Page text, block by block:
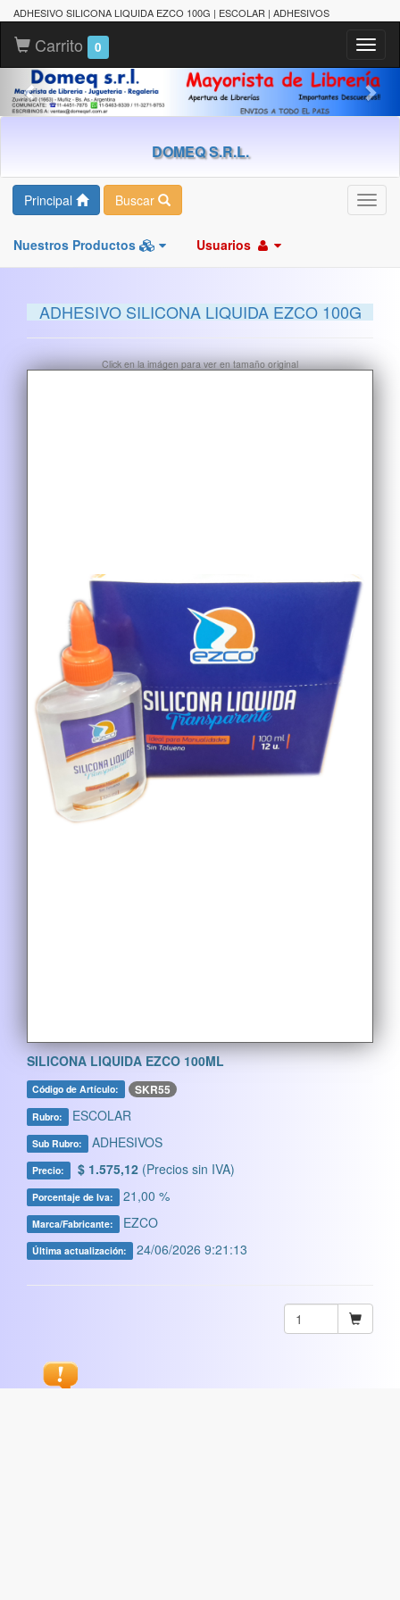
ADHESIVO SILICONA LIQUIDA EZCO 100G | ESCOLAR | ADHESIVOS
Carrito 0
DOMEQ S.R.L.
Principal Buscar
Nuestros Productos Usuarios
ADHESIVO SILICONA LIQUIDA EZCO 100G
Click en la imágen para ver en tamaño original
SILICONA LIQUIDA EZCO 100ML
Código de Artículo: SKR55
Rubro: ESCOLAR
Sub Rubro: ADHESIVOS
Precio: $ 1.575,12 (Precios sin IVA)
Porcentaje de Iva: 21,00 %
Marca/Fabricante: EZCO
Última actualización: 24/06/2026 9:21:13